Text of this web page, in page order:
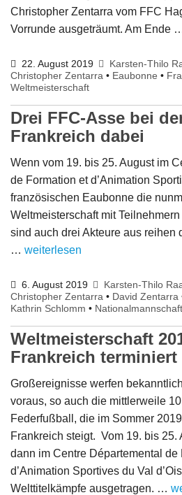
Christopher Zentarra vom FFC
Vorrunde ausgeträumt. Am Ende
22. August 2019 Karsten-Thilo
Christopher Zentarra • Eaubonne •
Weltmeisterschaft
Drei FFC-Asse bei
Frankreich dabei
Wenn vom 19. bis 25. August im
de Formation et d’Animation
französischen Eaubonne die
Weltmeisterschaft mit
sind auch drei Akteure aus reihen
… weiterlesen
6. August 2019 Karsten-Thilo
Christopher Zentarra • David Zentarra
Kathrin Schlomm • Nationalmannschaft
Weltmeisterschaft
Frankreich terminiert
Großereignisse werfen
voraus, so auch die mittlerweile
Federfußball, die im Sommer
Frankreich steigt. Vom 19. bis 25.
dann im Centre Départemental de
d’Animation Sportives du Val
Welttitelkämpfe ausgetragen. …